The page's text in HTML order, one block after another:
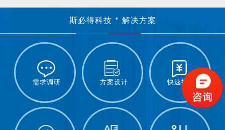
斯必得科技 解决方案
需求调研 方案设计 快速报价